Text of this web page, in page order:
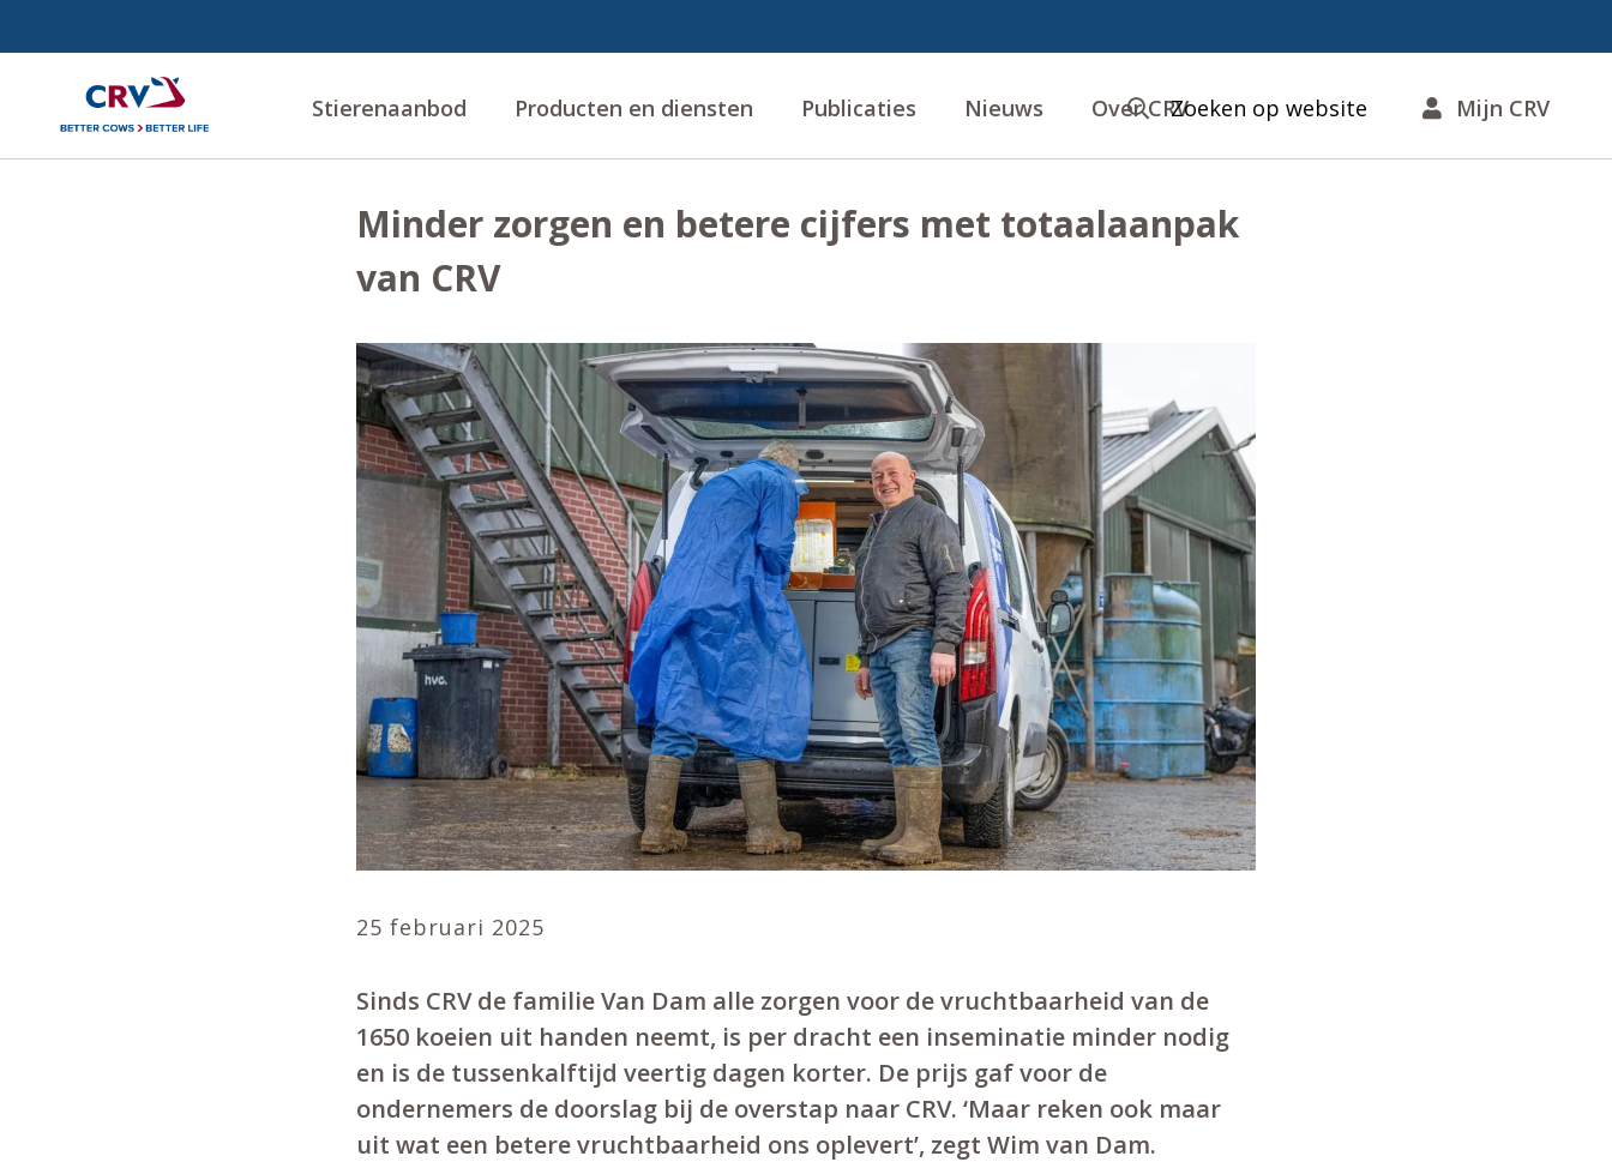
Stierenaanbod Producten en diensten Publicaties Nieuws Over CRVZoeken op website Mijn CRV
Minder zorgen en betere cijfers met totaalaanpak
van CRV
25 februari 2025
Sinds CRV de familie Van Dam alle zorgen voor de vruchtbaarheid van de
1650 koeien uit handen neemt, is per dracht een inseminatie minder nodig
en is de tussenkalftijd veertig dagen korter. De prijs gaf voor de
ondernemers de doorslag bij de overstap naar CRV. ‘Maar reken ook maar
uit wat een betere vruchtbaarheid ons oplevert’, zegt Wim van Dam.